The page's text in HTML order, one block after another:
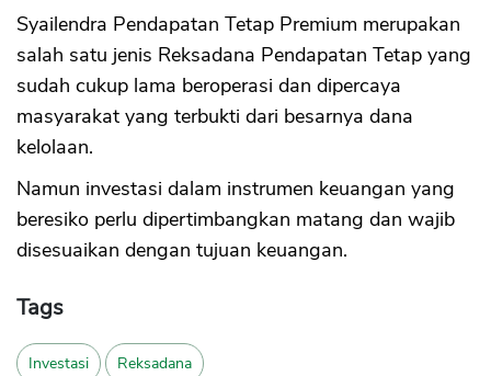
Syailendra Pendapatan Tetap Premium merupakan
salah satu jenis Reksadana Pendapatan Tetap yang
sudah cukup lama beroperasi dan dipercaya
masyarakat yang terbukti dari besarnya dana
kelolaan.
Namun investasi dalam instrumen keuangan yang
beresiko perlu dipertimbangkan matang dan wajib
disesuaikan dengan tujuan keuangan.
Tags
Investasi Reksadana